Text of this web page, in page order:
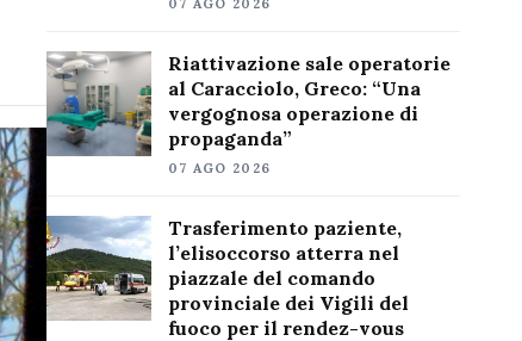
07 AGO 2026
Riattivazione sale operatorie
al Caracciolo, Greco: “Una
vergognosa operazione di
propaganda”
07 AGO 2026
Trasferimento paziente,
l’elisoccorso atterra nel
piazzale del comando
provinciale dei Vigili del
fuoco per il rendez-vous